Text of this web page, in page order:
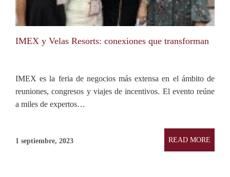
IMEX y Velas Resorts: conexiones que transforman
IMEX es la feria de negocios más extensa en el ámbito de
reuniones, congresos y viajes de incentivos. El evento reúne
a miles de expertos…
1 septiembre, 2023 READ MORE